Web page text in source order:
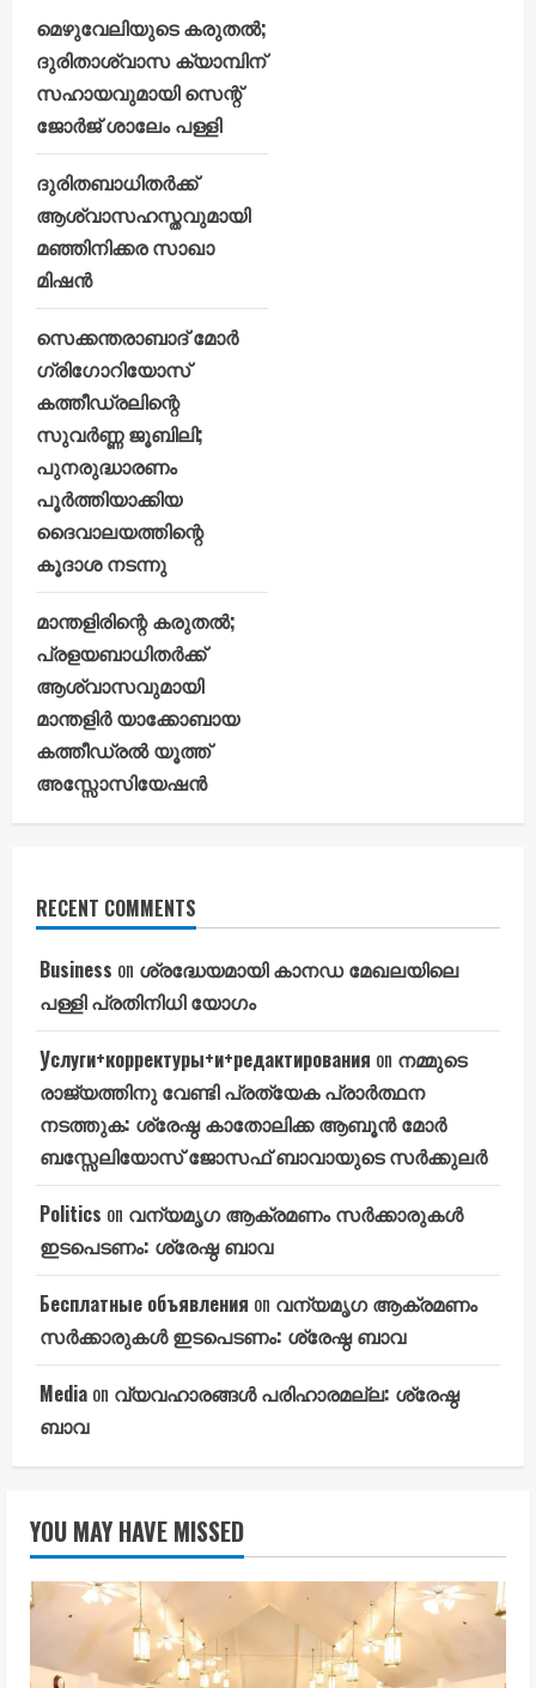
മെഴുവേലിയുടെ കരുതൽ;
ദുരിതാശ്വാസ ക്യാമ്പിന്
സഹായവുമായി സെന്റ്
ജോർജ് ശാലേം പള്ളി
ദുരിതബാധിതർക്ക്
ആശ്വാസഹസ്തവുമായി
മഞ്ഞിനിക്കര സാഖാ
മിഷൻ
സെക്കന്തരാബാദ് മോർ
ഗ്രിഗോറിയോസ്
കത്തീഡ്രലിന്റെ
സുവർണ്ണ ജൂബിലി;
പുനരുദ്ധാരണം
പൂർത്തിയാക്കിയ
ദൈവാലയത്തിന്റെ
കൂദാശ നടന്നു
മാന്തളിരിന്റെ കരുതൽ;
പ്രളയബാധിതർക്ക്
ആശ്വാസവുമായി
മാന്തളിർ യാക്കോബായ
കത്തീഡ്രൽ യൂത്ത്
അസ്സോസിയേഷൻ
RECENT COMMENTS
Business on ശ്രദ്ധേയമായി കാനഡ മേഖലയിലെ
പള്ളി പ്രതിനിധി യോഗം
Услуги+корректуры+и+редактирования on നമ്മുടെ
രാജ്യത്തിനു വേണ്ടി പ്രത്യേക പ്രാർത്ഥന
നടത്തുക: ശ്രേഷ്ഠ കാതോലിക്ക ആബൂൻ മോർ
ബസ്സേലിയോസ് ജോസഫ് ബാവായുടെ സർക്കുലർ
Politics on വന്യമൃഗ ആക്രമണം സർക്കാരുകൾ
ഇടപെടണം: ശ്രേഷ്ഠ ബാവ
Бесплатные объявления on വന്യമൃഗ ആക്രമണം
സർക്കാരുകൾ ഇടപെടണം: ശ്രേഷ്ഠ ബാവ
Media on വ്യവഹാരങ്ങൾ പരിഹാരമല്ല: ശ്രേഷ്ഠ
ബാവ
YOU MAY HAVE MISSED